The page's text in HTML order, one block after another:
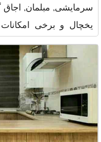
سرمایشی, مبلمان, اجاق
همراه با ظرفیت ۵ و